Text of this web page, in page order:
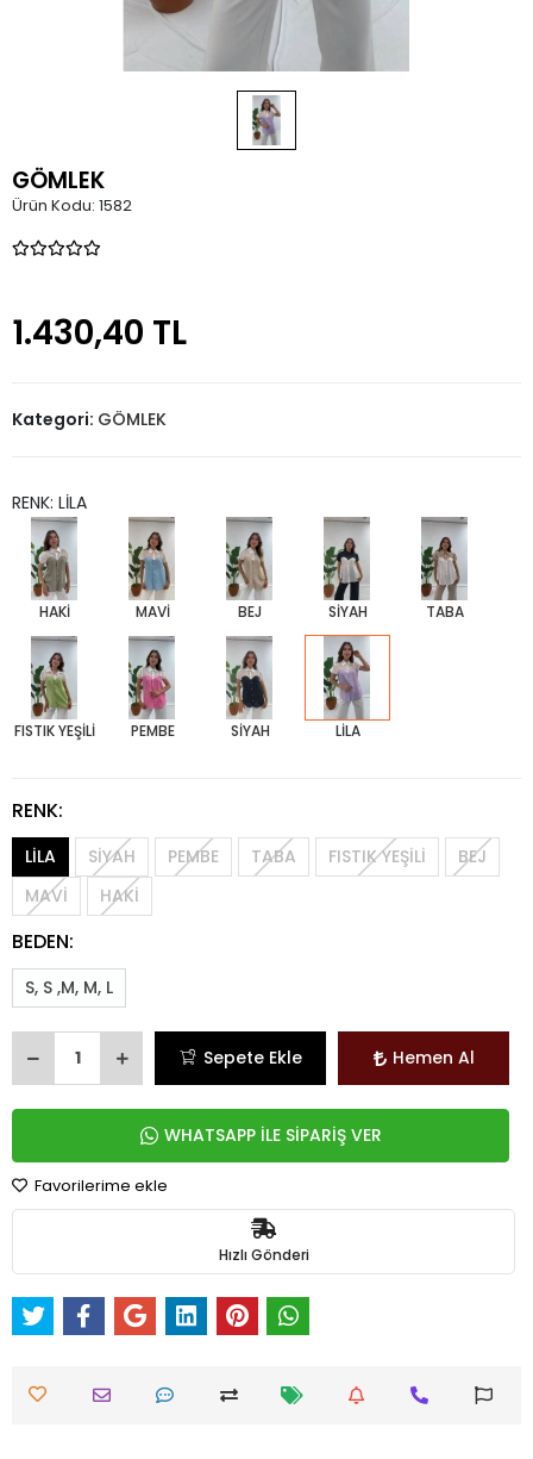
GÖMLEK
Ürün Kodu: 1582
1.430,40 TL
Kategori: GÖMLEK
RENK: LİLA
HAKİ MAVİ BEJ SİYAH TABA
FISTIK YEŞİLİ PEMBE SİYAH LİLA
RENK:
LİLA SİYAH PEMBE TABA FISTIK YEŞİLİ
BEJ
MAVİ
HAKİ
BEDEN:
S, S ,M, M, L
Sepete Ekle Hemen Al
WHATSAPP İLE SİPARİŞ VER
Favorilerime ekle
Hızlı Gönderi